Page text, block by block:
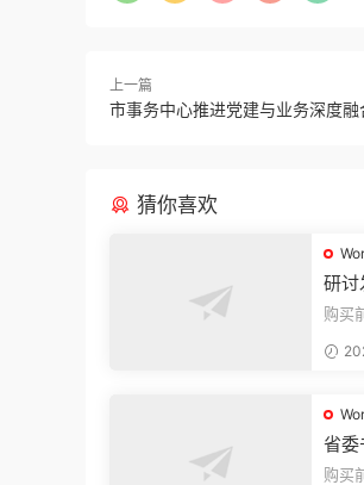
上一篇
市事务中心推进党建与业务深度融
猜你喜欢
研讨
建设
购买
束，
省委
的讲
购买